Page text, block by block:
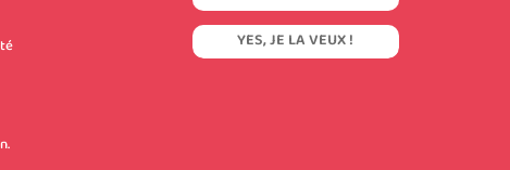
YES, JE LA VEUX !